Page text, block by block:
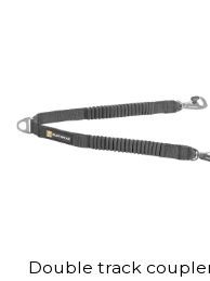
Double track